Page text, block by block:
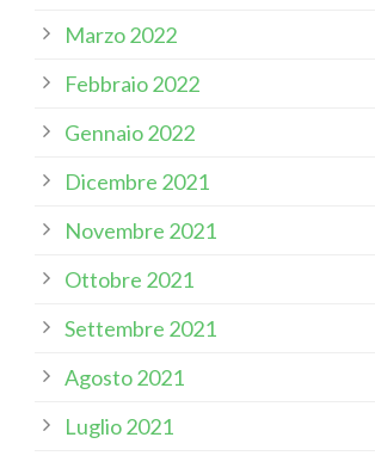
Marzo 2022
Febbraio 2022
Gennaio 2022
Dicembre 2021
Novembre 2021
Ottobre 2021
Settembre 2021
Agosto 2021
Luglio 2021